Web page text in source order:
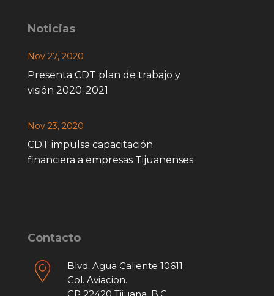
Noticias
Presenta CDT plan de trabajo y
visión 2020-2021
Nov 27, 2020
CDT impulsa capacitación
financiera a empresas Tijuanenses
Nov 23, 2020
Contacto
Blvd. Agua Caliente 10611
Col. Aviacion.